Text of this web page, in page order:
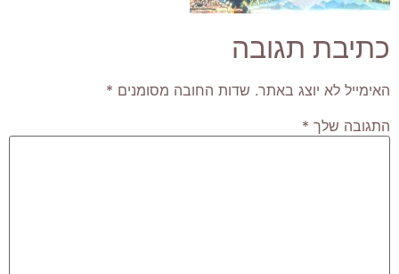
כתיבת תגובה
האימייל לא יוצג באתר. שדות החובה מסומנים *
התגובה שלך *